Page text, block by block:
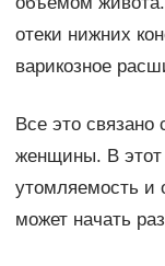
отеки нижних
варикозное
Все это связано
женщины. В этот
утомляемость и
может начать